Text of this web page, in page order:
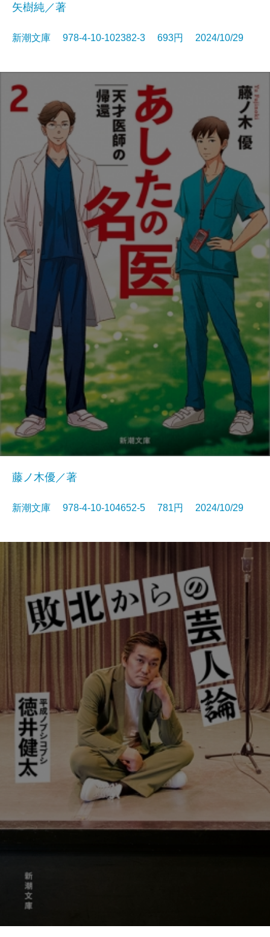
矢樹純／著
新潮文庫 978-4-10-102382-3 693円 2024/10/29
藤ノ木優／著
新潮文庫 978-4-10-104652-5 781円 2024/10/29